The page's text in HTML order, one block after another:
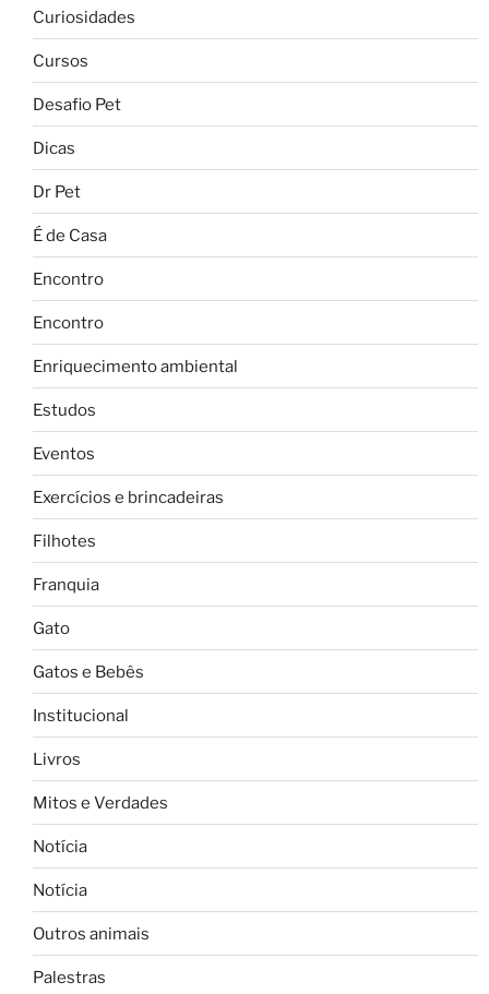
Curiosidades
Cursos
Desafio Pet
Dicas
Dr Pet
É de Casa
Encontro
Encontro
Enriquecimento ambiental
Estudos
Eventos
Exercícios e brincadeiras
Filhotes
Franquia
Gato
Gatos e Bebês
Institucional
Livros
Mitos e Verdades
Notícia
Notícia
Outros animais
Palestras